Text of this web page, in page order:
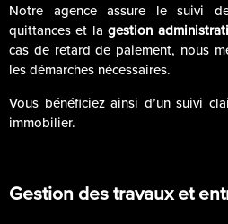
Notre agence assure le suivi
quittances et lagestion
cas de retard de paiement, nous
les démarches nécessaires.
Vous bénéficiez ainsi d’un suivi
immobilier.
Gestion des travaux et